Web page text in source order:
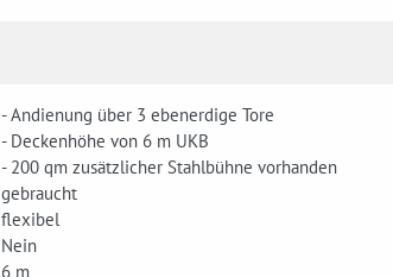
- Andienung über 3 ebenerdige Tore
- Deckenhöhe von 6 m UKB
- 200 qm zusätzlicher Stahlbühne vorhanden
gebraucht
flexibel
Nein
6 m